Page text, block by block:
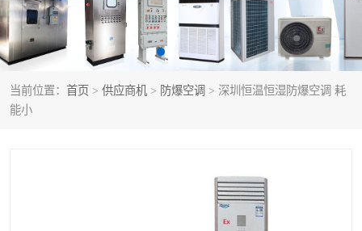
当前位置： 首页 > 供应商机 > 防爆空调 > 深圳恒温恒湿防爆空调 耗
能小
防爆空调 防爆配电箱
防爆控制箱 防爆接线箱
防爆操作柱 防爆监视显示器